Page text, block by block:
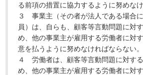
る前項の措置に協力するように努めな
３ 事業主（その者が法人である場合
員）は、自らも、顧客等言動問題に対
め、他の事業主が雇用する労働者に対
意を払うように努めなければならない。
４ 労働者は、顧客等言動問題に対す
め、他の事業主が雇用する労働者に対